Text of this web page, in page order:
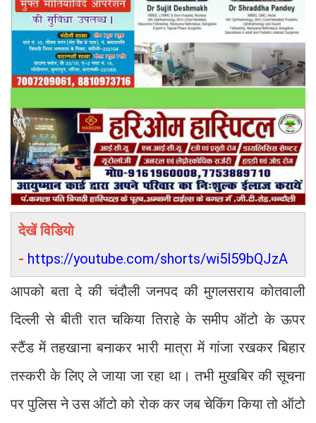
देखें विडियो
- https://youtube.com/shorts/wi5l59bQJzA
आपको बता दे की चंदौली जनपद की मुगलसराय कोतवाली
दिल्ली से बीती रात चकिया तिराहे के समीप ऑटो के ऊपर
स्टैंड में तहखाना बनाकर भारी मात्रा में गांजा रखकर बिहार
तस्करी के लिए ले जाया जा रहा था। तभी मुखबिर की सूचना
पर पुलिस ने उस ऑटो को रोक कर जब चेकिंग किया तो ऑटो